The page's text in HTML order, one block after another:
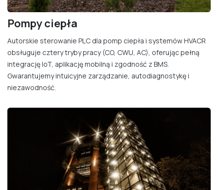
Pompy ciepła
Autorskie sterowanie PLC dla pomp ciepła i systemów HVACR
obsługuje cztery tryby pracy (CO, CWU, AC), oferując pełną
integrację IoT, aplikację mobilną i zgodność z BMS.
Gwarantujemy intuicyjne zarządzanie, autodiagnostykę i
niezawodność.